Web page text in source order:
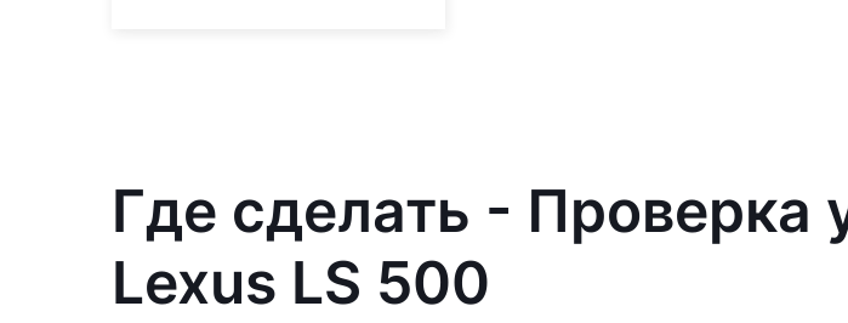
Где сделать - Проверка
Lexus LS 500